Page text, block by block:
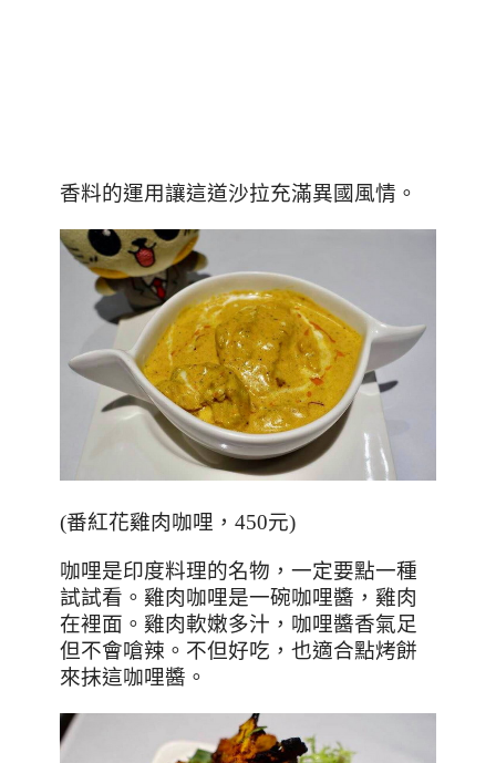
香料的運用讓這道沙拉充滿異國風情。
(番紅花雞肉咖哩， 450元)
咖哩是印度料理的名物，一定要點一種
試試看。雞肉咖哩是一碗咖哩醬，雞肉
在裡面。雞肉軟嫩多汁，咖哩醬香氣足
但不會嗆辣。不但好吃，也適合點烤餅
來抹這咖哩醬。